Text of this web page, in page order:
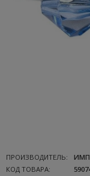
ПРОИЗВОДИТЕЛЬ:
КОД ТОВАРА: